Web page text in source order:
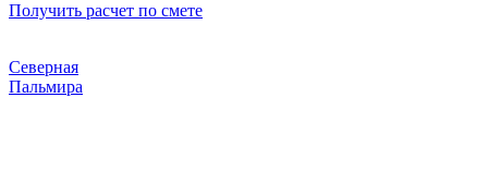
Получить расчет по смете
Северная
Пальмира